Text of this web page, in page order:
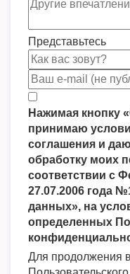
Представьтесь
Нажимая кнопку
принимаю
соглашения и
обработку моих
соответствии с
27.07.2006 года
данных», на
определенных
Для продолжения